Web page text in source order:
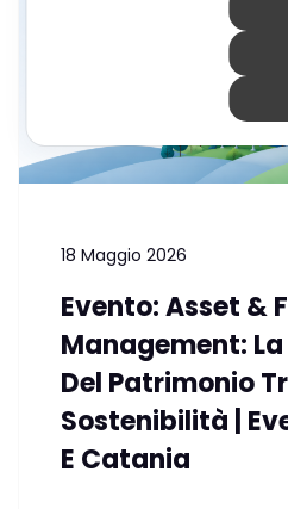
18 Maggio 2026
Evento: Asset &
Management:
Del Patrimonio
Sostenibilità |
E Catania